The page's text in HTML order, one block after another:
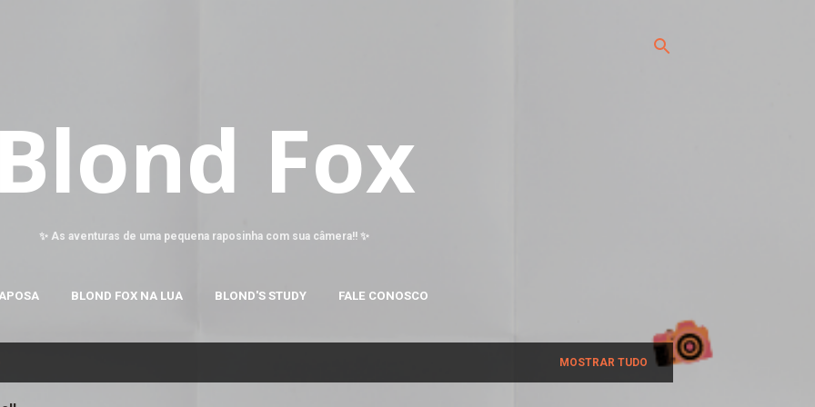
Blond Fox
✨ As aventuras de uma pequena raposinha com sua câmera!! ✨
BLOND FOX NA LUA BLOND'S STUDY FALE CONOSCO
MOSTRAR TUDO